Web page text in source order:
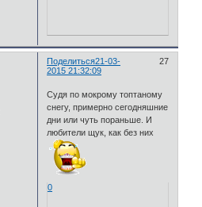
Поделиться 27
21-03-
2015 21:32:09
Судя по мокрому топтаному
снегу, примерно сегодняшние
дни или чуть пораньше. И
любители щук, как без них
0